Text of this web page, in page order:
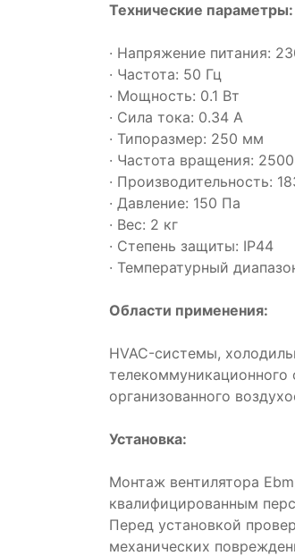
Технические параметры:
· Напряжение питания:
· Частота: 50 Гц
· Мощность: 0.1 Вт
· Сила тока: 0.34 А
· Типоразмер: 250 мм
· Частота вращения:
· Производительность:
· Давление: 150 Па
· Вес: 2 кг
· Степень защиты: IP44
· Температурный
Области применения:
HVAC-системы,
организованного
Установка:
Монтаж вентилятора
квалифицированным
Перед установкой
механических